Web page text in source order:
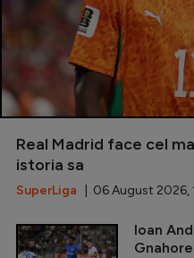
Real Madrid face cel
istoria sa
SuperLiga | 06 August 2026,
Ioan